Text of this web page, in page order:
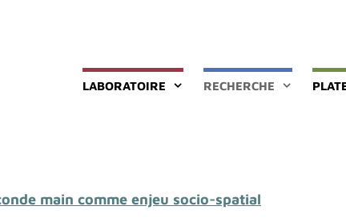
LABORATOIRE RECHERCHE
main comme enjeu socio-spatial